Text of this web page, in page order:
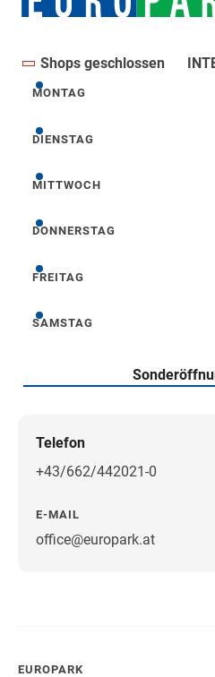
Shops geschlossen
Montag
MONTAG
Dienstag
DIENSTAG
Mittwoch
MITTWOCH
Donnerstag
DONNERSTAG
Freitag
FREITAG
Samstag
SAMSTAG
Telefon
+43/662/442021-0
E-MAIL
office@europark.at
EUROPARK